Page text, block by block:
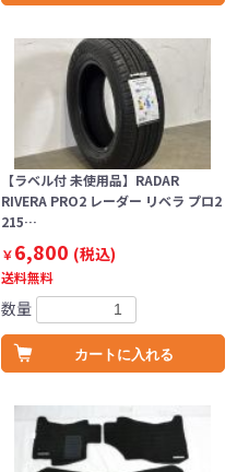
【ラベル付 未使用品】RADAR
RIVERA PRO2 レーダー リベラ プロ2
215…
￥6,800 (税込)
送料無料
数量
カートに入れる